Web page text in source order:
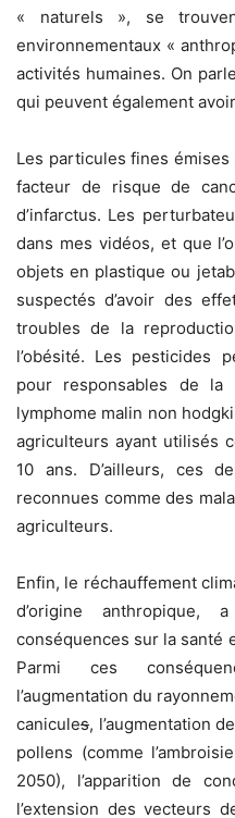
« naturels », se
environnementaux «
activités humaines. On
qui peuvent également
Les particules fines
facteur de risque de
d’infarctus. Les
dans mes vidéos, et que
objets en plastique ou
suspectés d’avoir des
troubles de la
l’obésité. Les pesticides
pour responsables de
lymphome malin non
agriculteurs ayant utilisés
10 ans. D’ailleurs, ces
reconnues comme des
agriculteurs.
Enfin, le réchauffement
d’origine
conséquences sur la santé
Parmi ces
l’augmentation du
canicules, l’augmentation
pollens (comme
2050), l’apparition de
l’extension des vecteurs